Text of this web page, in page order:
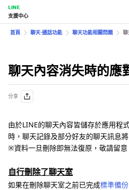
LINE
支援中心
首頁 聊天⋅通話功能 聊天功能相關問題
聊天內容消失時的應
分享
由於LINE的聊天內容皆儲存於應用程
時，聊天記錄及部分好友的聊天訊息將
※資料一旦刪除即無法復原，敬請留意
自行刪除了聊天室
如果在刪除聊天室之前已完成標準備份